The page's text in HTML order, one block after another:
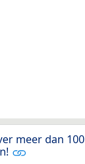
meer dan 100